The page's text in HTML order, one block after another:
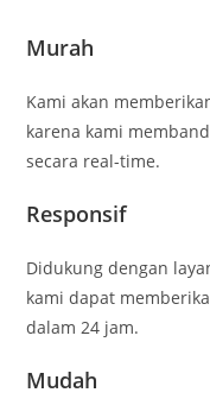
Murah
Kami akan
karena kami
secara real-time.
Responsif
Didukung dengan
kami dapat
dalam 24 jam.
Mudah